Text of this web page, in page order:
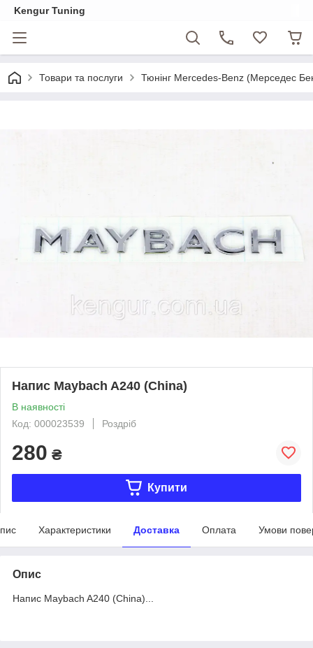
Kengur Tuning
Товари та послуги Тюнінг Mercedes-Benz (Мерседес
Напис Maybach A240 (China)
В наявності
Код: 000023539
Роздріб
280 ₴
Купити
Характеристики Доставка Оплата Умови
Опис
Напис Maybach A240 (China)...